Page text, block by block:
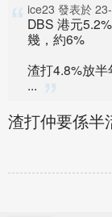
ice23 發表於
DBS 港元
幾，約6%
渣打4.8%放
...
渣打仲要係半